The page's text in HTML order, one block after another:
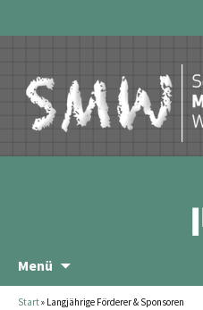
Menü
springen
Start» Langjährige Förderer & Sponsoren